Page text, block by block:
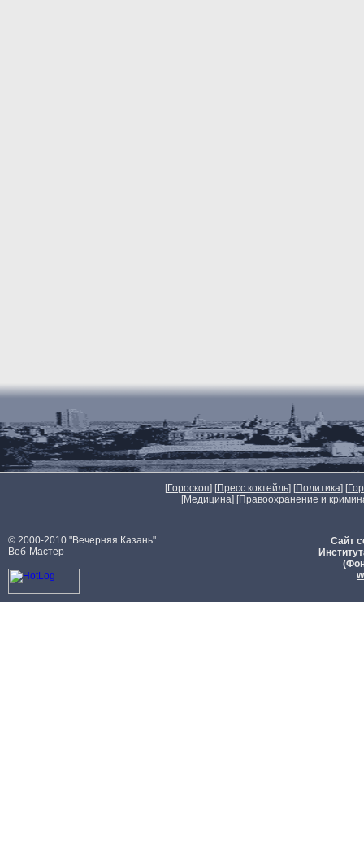
[Гороскоп] [Пресс коктейль] [Политика] [
[Медицина] [Правоохранение и
© 2000-2010 "Вечерняя Казань"
Веб-Мастер
Сайт